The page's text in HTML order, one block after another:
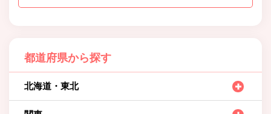
都道府県から探す
北海道・東北